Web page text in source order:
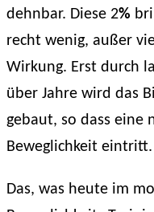
dehnbar. Diese 2%
recht wenig, außer
Wirkung. Erst durch
über Jahre wird das
gebaut, so dass eine
Beweglichkeit eintritt.
Das, was heute im